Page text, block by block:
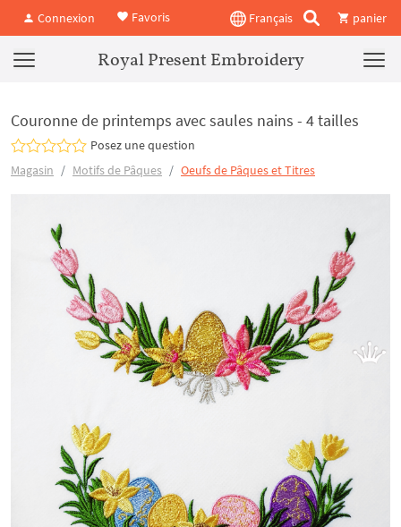
Connexion Favoris Français panier
Royal Present Embroidery
Couronne de printemps avec saules nains - 4 tailles
Posez une question
Magasin
Motifs de Pâques Oeufs de Pâques et Titres